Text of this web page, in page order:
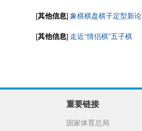
[其他信息] 象棋棋盘棋子定型新论
[其他信息] 走近“情侣棋”五子棋
重要链接
国家体育总局